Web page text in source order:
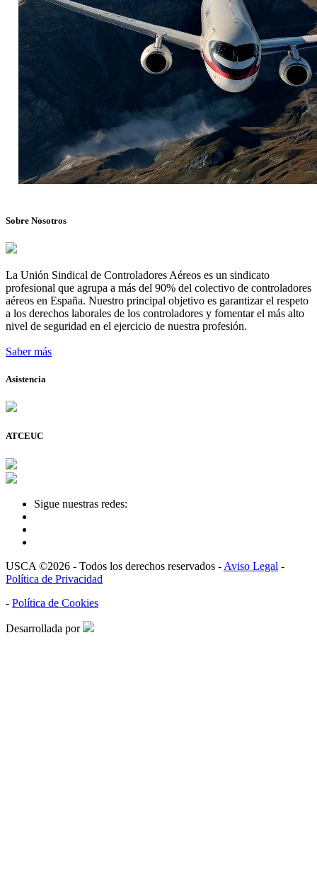
Sobre Nosotros
La Unión Sindical de Controladores Aéreos es un sindicato
profesional que agrupa a más del 90% del colectivo de controladores
aéreos en España. Nuestro principal objetivo es garantizar el respeto
a los derechos laborales de los controladores y fomentar el más alto
nivel de seguridad en el ejercicio de nuestra profesión.
Saber más
Asistencia
ATCEUC
Sigue nuestras redes:
USCA ©2026 - Todos los derechos reservados - Aviso Legal -
Política de Privacidad
- Política de Cookies
Desarrollada por